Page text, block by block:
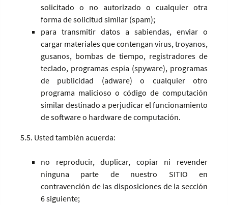
solicitado o no autorizado o cualquier otra
forma de solicitud similar (spam);
para transmitir datos a sabiendas, enviar o
cargar materiales que contengan virus, troyanos,
gusanos, bombas de tiempo, registradores de
teclado, programas espía (spyware), programas
de publicidad (adware) o cualquier otro
programa malicioso o código de computación
similar destinado a perjudicar el funcionamiento
de software o hardware de computación.
5.5. Usted también acuerda:
no reproducir, duplicar, copiar ni revender
ninguna parte de nuestro SITIO en
contravención de las disposiciones de la sección
6 siguiente;